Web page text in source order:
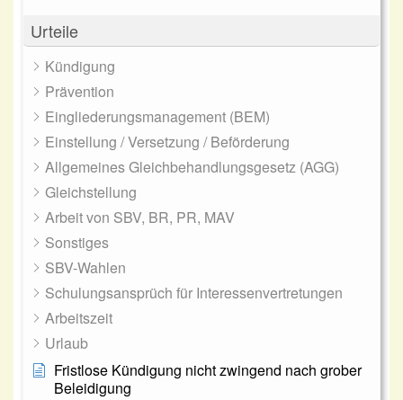
Urteile
Kündigung
Prävention
Eingliederungsmanagement (BEM)
Einstellung / Versetzung / Beförderung
Allgemeines Gleichbehandlungsgesetz (AGG)
Gleichstellung
Arbeit von SBV, BR, PR, MAV
Sonstiges
SBV-Wahlen
Schulungsansprüch für Interessenvertretungen
Arbeitszeit
Urlaub
Fristlose Kündigung nicht zwingend nach grober
Beleidigung